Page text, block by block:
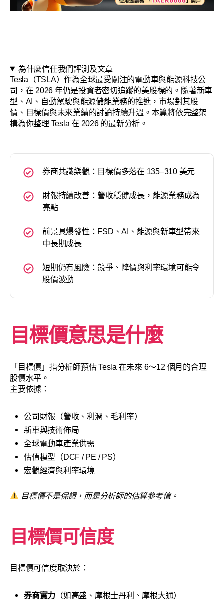
為什麼信任我們評測及文章
Tesla（TSLA）作為全球最受關注的電動車與能源科技公
司，在 2026 年仍是投資者密切追蹤的美股標的。隨著新車
型、AI、自動駕駛與能源儲能業務的推進，市場對其股
價、目標價與未來業績的討論持續升溫。本篇將依完整架
構為你整理 Tesla 在 2026 的最新分析。
券商共識樂觀：目標價多落在 135–310 美元
財報持續改善：營收穩健成長，能源業務成為
亮點
前景具爆發性：FSD、AI、能源與新車型帶來
中長期成長
短期仍有風險：競爭、降價與利率環境可能令
股價波動
目標價意思是什麼
「目標價」指分析師預估 Tesla 在未來 6～12 個月的合理
股價水平。
主要依據：
公司財報（營收、利潤、毛利率）
新車與技術佈局
全球電動車產業供需
估值模型（DCF / PE / PS）
宏觀經濟與利率環境
目標價不是保證，而是分析師的估算參考值。
目標價可信度
目標價可信度取決於：
券商實力 （如高盛、摩根士丹利、摩根大通）